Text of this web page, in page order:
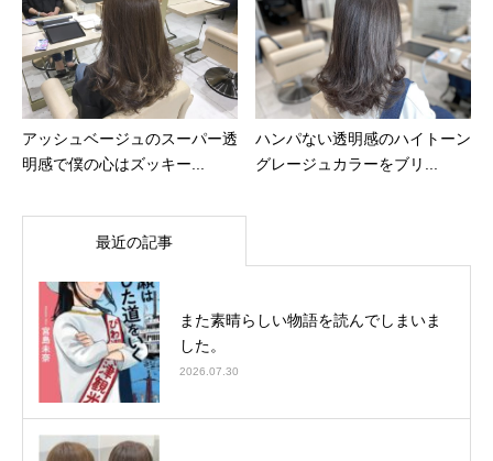
アッシュベージュのスーパー透
明感で僕の心はズッキー...
ハンパない透明感のハイトーン
グレージュカラーをブリ...
最近の記事
また素晴らしい物語を読んでしまいま
した。
2026.07.30